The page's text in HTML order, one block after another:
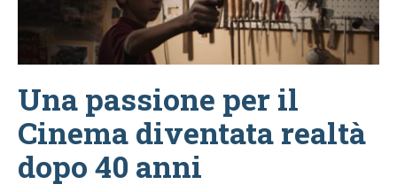
Una passione per il
Cinema diventata realtà
dopo 40 anni